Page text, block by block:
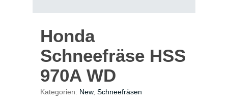
Honda
Schneefräse HSS
970A WD
Kategorien: New, Schneefräsen